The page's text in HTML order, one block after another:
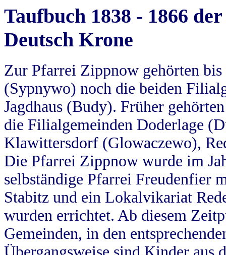
Taufbuch 1838 - 1866
Deutsch Krone
Zur Pfarrei Zippnow gehörten
(Sypnywo) noch die beiden
Jagdhaus (Budy). Früher
die Filialgemeinden Doderlage
Klawittersdorf (Glowaczewo),
Die Pfarrei Zippnow wurde im
selbständige Pfarrei Freudenfier
Stabitz und ein Lokalvikariat
wurden errichtet. Ab diesem
Gemeinden, in den